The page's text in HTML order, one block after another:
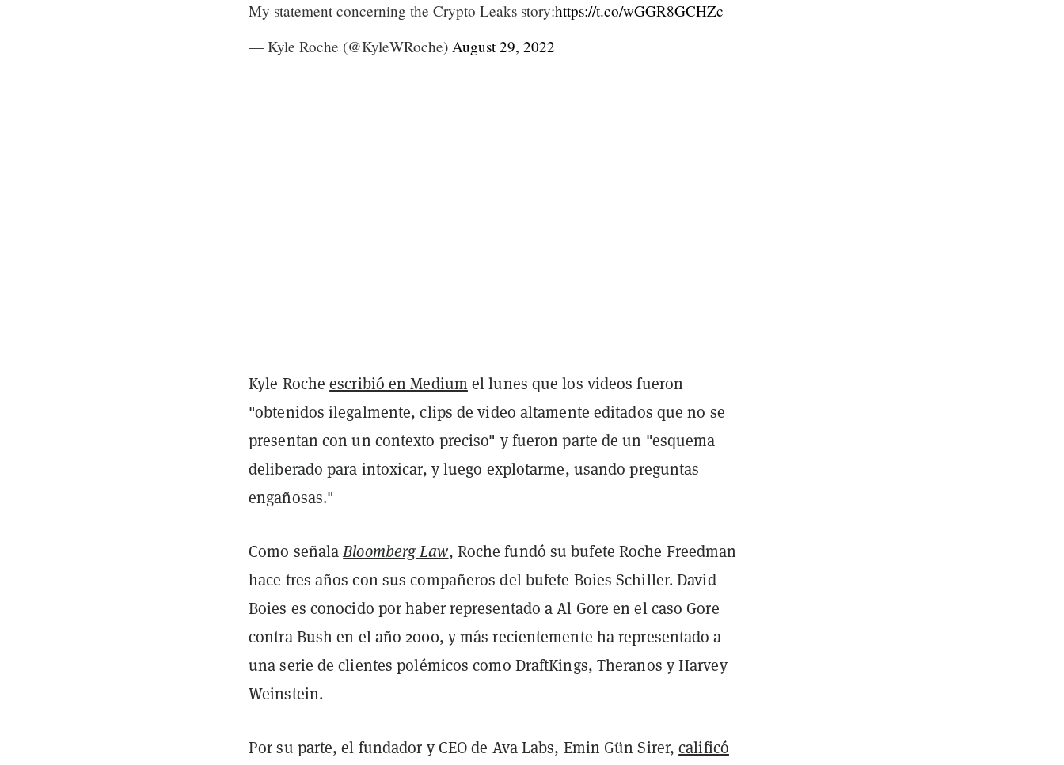
My statement concerning the Crypto Leaks story:https://t.co/wGGR8GCHZc
— Kyle Roche (@KyleWRoche) August 29, 2022
Kyle Rocheescribió en Medium el lunes que los videos fueron
"obtenidos ilegalmente, clips de video altamente editados que no se
presentan con un contexto preciso" y fueron parte de un "esquema
deliberado para intoxicar, y luego explotarme, usando preguntas
engañosas."
Como señalaBloomberg Law, Roche fundó su bufete Roche Freedman
hace tres años con sus compañeros del bufete Boies Schiller. David
Boies es conocido por haber representado a Al Gore en el caso Gore
contra Bush en el año 2000, y más recientemente ha representado a
una serie de clientes polémicos como DraftKings, Theranos y Harvey
Weinstein.
Por su parte, el fundador y CEO de Ava Labs, Emin Gün Sirer,calificó